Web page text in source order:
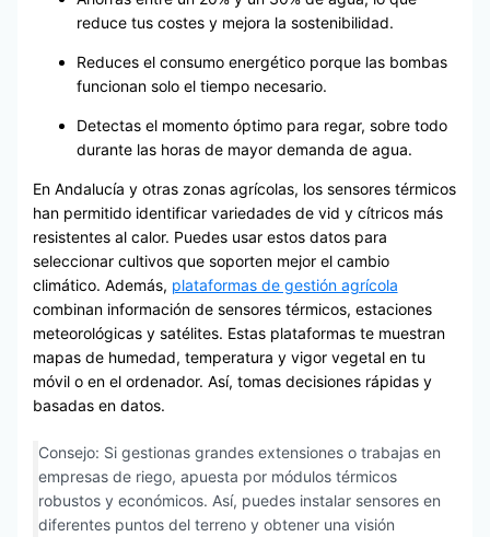
reduce tus costes y mejora la sostenibilidad.
Reduces el consumo energético porque las bombas
funcionan solo el tiempo necesario.
Detectas el momento óptimo para regar, sobre todo
durante las horas de mayor demanda de agua.
En Andalucía y otras zonas agrícolas, los sensores térmicos
han permitido identificar variedades de vid y cítricos más
resistentes al calor. Puedes usar estos datos para
seleccionar cultivos que soporten mejor el cambio
climático. Además, plataformas de gestión agrícola
combinan información de sensores térmicos, estaciones
meteorológicas y satélites. Estas plataformas te muestran
mapas de humedad, temperatura y vigor vegetal en tu
móvil o en el ordenador. Así, tomas decisiones rápidas y
basadas en datos.
Consejo: Si gestionas grandes extensiones o trabajas en
empresas de riego, apuesta por módulos térmicos
robustos y económicos. Así, puedes instalar sensores en
diferentes puntos del terreno y obtener una visión